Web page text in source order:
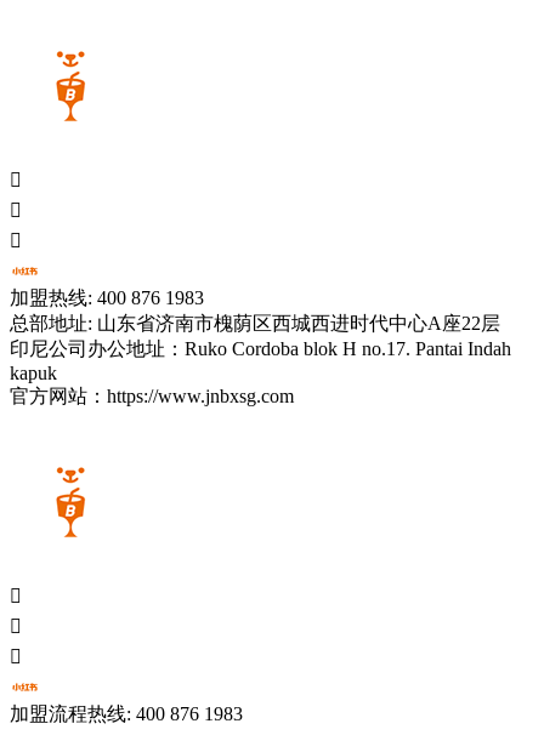



加盟热线: 400 876 1983
总部地址: 山东省济南市槐荫区西城西进时代中心A座22层
印尼公司办公地址：Ruko Cordoba blok H no.17. Pantai Indah
kapuk
官方网站：https://www.jnbxsg.com



加盟流程热线: 400 876 1983